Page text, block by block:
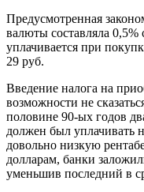
Предусмотренная
валюты составляла
уплачивается при
29 руб.
Введение налога на
возможности не
половине 90-ых годов
должен был уплачивать
довольно низкую
долларам, банки
уменьшив последний в